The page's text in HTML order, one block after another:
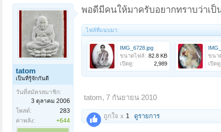
tatom
เป็นที่รู้จักกันดี
วันที่สมัครสมาชิก:
3 ตุลาคม 2006
โพสต์:
283
ค่าพลัง:
+644
พอดีมีคนให้มาครับอยากทราบว่าเ
ไฟล์ที่แนบมา:
IMG_6728.jpg
ขนาดไฟล์: 82.8 KB
เปิดดู:
2,989
ขนา
เปิดดู:
tatom, 7 กันยายน 2010
ถูกใจ x 1 ดูรายการ